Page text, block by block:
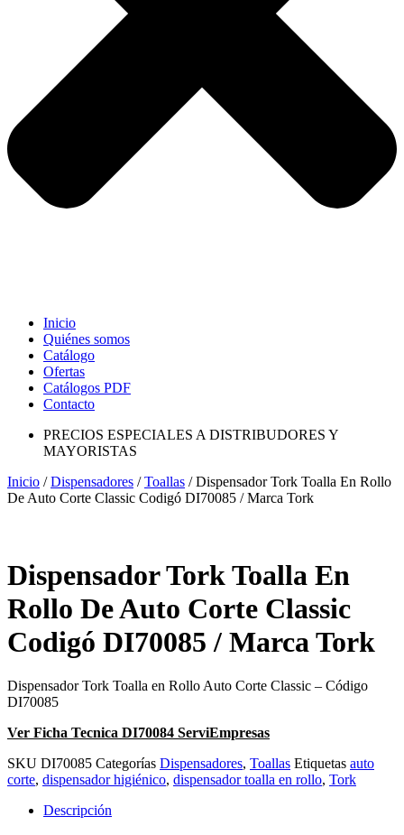
Inicio
Quiénes somos
Catálogo
Ofertas
Catálogos PDF
Contacto
PRECIOS ESPECIALES A DISTRIBUDORES Y
MAYORISTAS
Inicio /Dispensadores /Toallas / Dispensador Tork Toalla En Rollo
De Auto Corte Classic Codigó DI70085 / Marca Tork
Dispensador Tork Toalla En
Rollo De Auto Corte Classic
Codigó DI70085 / Marca Tork
Dispensador Tork Toalla en Rollo Auto Corte Classic – Código
DI70085
Ver Ficha Tecnica DI70084 ServiEmpresas
SKU DI70085 Categorías Dispensadores, Toallas Etiquetas auto
corte, dispensador higiénico, dispensador toalla en rollo, Tork
Descripción